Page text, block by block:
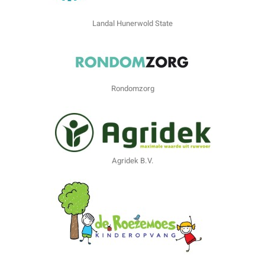
Landal Hunerwold State
Rondomzorg
Agridek B.V.